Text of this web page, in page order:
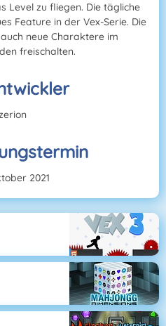
Level zu fliegen. Die tägliche
Feature in der Vex-Serie. Die
neue Charaktere im
freischalten.
2021